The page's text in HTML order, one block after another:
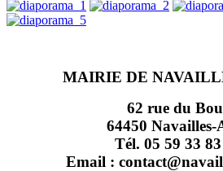
MAIRIE DE
62 rue du
64450 Navailles-
Tél. 05 59 33
Email :